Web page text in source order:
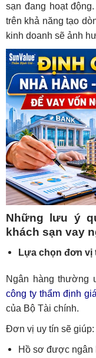
sạn đang hoạt
trên khả năng tạo
kinh doanh sẽ ảnh
Những lưu ý
khách sạn vay
Lựa chọn đơn vị
Ngân hàng thường
công ty thẩm định
của Bộ Tài chính.
Đơn vị uy tín sẽ giúp:
Hồ sơ được ngân